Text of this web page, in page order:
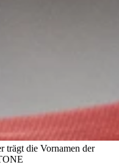
trägt die Vornamen der